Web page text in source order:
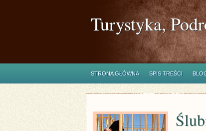
Turystyka,
STRONA GŁÓWNA SPIS TREŚCI